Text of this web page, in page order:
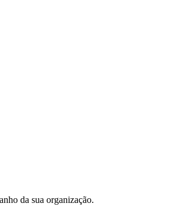
da sua organização.